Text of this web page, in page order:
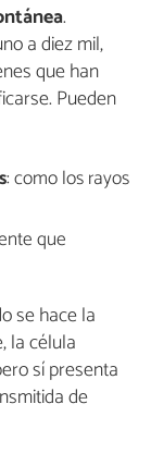
.
a diez mil,
que han
Pueden
: como los rayos
que
se hace la
la célula
sí presenta
de